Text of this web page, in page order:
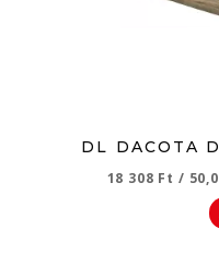
DL DACOTA
18 308 Ft /